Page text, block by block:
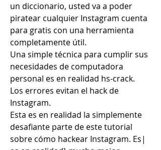
un diccionario, usted va a poder
piratear cualquier Instagram cuenta
para gratis con una herramienta
completamente útil.
Una simple técnica para cumplir sus
necesidades de computadora
personal es en realidad hs-crack.
Los errores evitan el hack de
Instagram.
Esta es en realidad la simplemente
desafiante parte de este tutorial
sobre cómo hackear Instagram. Es|